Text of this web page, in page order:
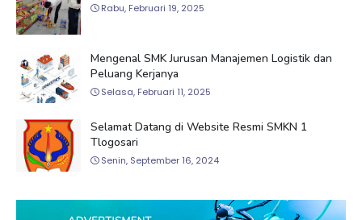
Rabu, Februari 19, 2025
Mengenal SMK Jurusan Manajemen Logistik dan
Peluang Kerjanya
Selasa, Februari 11, 2025
Selamat Datang di Website Resmi SMKN 1
Tlogosari
Senin, September 16, 2024